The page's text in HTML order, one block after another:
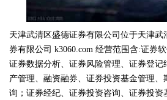
天津武清区盛德证券有限公司位于天津武
券有限公司 k3060.com 经营范围含:证券
证券数据分析、证券风险管理、证券登记
产管理、融资融券、证券投资基金管理、
询；证券经纪、证券投资咨询、证券投资